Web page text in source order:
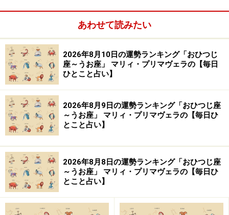
【この記事の筆者：生田目浩美.】
気学風水鑑定家。心理学研究家としても活動。1998年か
ら風水師に師事し、風水、九星、祐気採り（吉方位判
断）、吉日の選定、手相・姓名判断、家相学などを学
ぶ。上から押し付けるのではなく、「相手の気持ちに寄
り添う」鑑定スタイルは多くの読者の心をつかんで離さ
ない。テレビ、ラジオなどへの出演や、Webメディア、
雑誌での執筆など幅広く活躍中。好きな食べ物は桃と餃
子。あだ名はナッキー。
【イラスト】
ほんま ちあき
※記事内容は執筆時点のものです。最新の内容をご確認くださ
い。
あわせて読みたい
2026年8月10日の運勢ランキング「おひつじ
座～うお座」 マリィ・プリマヴェラの【毎日
ひとこと占い】
2026年8月9日の運勢ランキング「おひつじ座
～うお座」 マリィ・プリマヴェラの【毎日ひ
とこと占い】
2026年8月8日の運勢ランキング「おひつじ座
～うお座」 マリィ・プリマヴェラの【毎日ひ
とこと占い】